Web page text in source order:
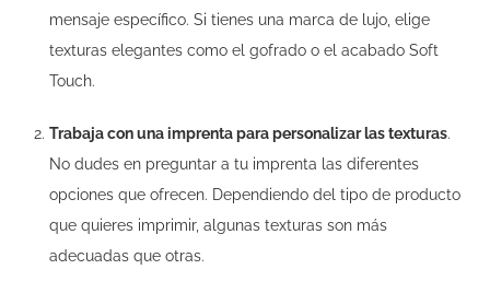
mensaje específico. Si tienes una marca de lujo, elige
texturas elegantes como el gofrado o el acabado Soft
Touch.
Trabaja con una imprenta para personalizar las texturas.
No dudes en preguntar a tu imprenta las diferentes
opciones que ofrecen. Dependiendo del tipo de producto
que quieres imprimir, algunas texturas son más
adecuadas que otras.